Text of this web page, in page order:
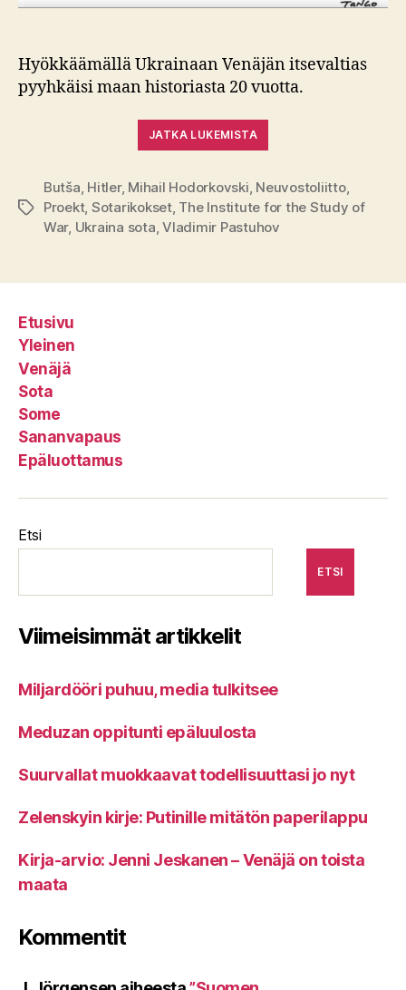
Hyökkäämällä Ukrainaan Venäjän itsevaltias
pyyhkäisi maan historiasta 20 vuotta.
JATKA LUKEMISTA
Avainsanat
Butša, Hitler, Mihail Hodorkovski, Neuvostoliitto,
Proekt, Sotarikokset, The Institute for the Study of
War, Ukraina sota,Vladimir Pastuhov
Etusivu
Yleinen
Venäjä
Sota
Some
Sananvapaus
Epäluottamus
Etsi
ETSI
Viimeisimmät artikkelit
Miljardööri puhuu, media tulkitsee
Meduzan oppitunti epäluulosta
Suurvallat muokkaavat todellisuuttasi jo nyt
Zelenskyin kirje: Putinille mitätön paperilappu
Kirja-arvio: Jenni Jeskanen – Venäjä on toista
maata
Kommentit